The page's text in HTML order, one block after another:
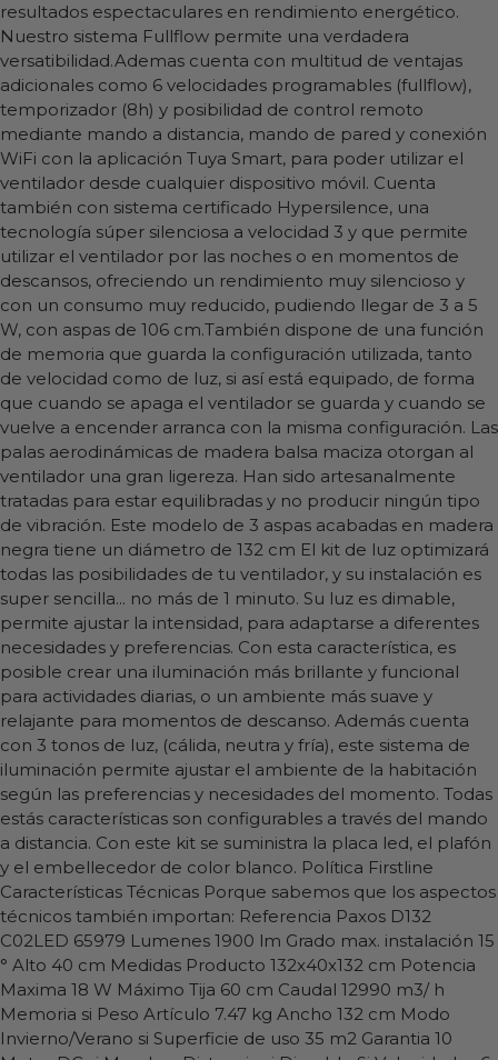
resultados espectaculares en rendimiento energético.
Nuestro sistema Fullflow permite una verdadera
versatibilidad.Ademas cuenta con multitud de ventajas
adicionales como 6 velocidades programables (fullflow),
temporizador (8h) y posibilidad de control remoto
mediante mando a distancia, mando de pared y conexión
WiFi con la aplicación Tuya Smart, para poder utilizar el
ventilador desde cualquier dispositivo móvil. Cuenta
también con sistema certificado Hypersilence, una
tecnología súper silenciosa a velocidad 3 y que permite
utilizar el ventilador por las noches o en momentos de
descansos, ofreciendo un rendimiento muy silencioso y
con un consumo muy reducido, pudiendo llegar de 3 a 5
W, con aspas de 106 cm.También dispone de una función
de memoria que guarda la configuración utilizada, tanto
de velocidad como de luz, si así está equipado, de forma
que cuando se apaga el ventilador se guarda y cuando se
vuelve a encender arranca con la misma configuración. Las
palas aerodinámicas de madera balsa maciza otorgan al
ventilador una gran ligereza. Han sido artesanalmente
tratadas para estar equilibradas y no producir ningún tipo
de vibración. Este modelo de 3 aspas acabadas en madera
negra tiene un diámetro de 132 cm El kit de luz optimizará
todas las posibilidades de tu ventilador, y su instalación es
super sencilla... no más de 1 minuto. Su luz es dimable,
permite ajustar la intensidad, para adaptarse a diferentes
necesidades y preferencias. Con esta característica, es
posible crear una iluminación más brillante y funcional
para actividades diarias, o un ambiente más suave y
relajante para momentos de descanso. Además cuenta
con 3 tonos de luz, (cálida, neutra y fría), este sistema de
iluminación permite ajustar el ambiente de la habitación
según las preferencias y necesidades del momento. Todas
estás características son configurables a través del mando
a distancia. Con este kit se suministra la placa led, el plafón
y el embellecedor de color blanco. Política Firstline
Características Técnicas Porque sabemos que los aspectos
técnicos también importan: Referencia Paxos D132
C02LED 65979 Lumenes 1900 lm Grado max. instalación 15
° Alto 40 cm Medidas Producto 132x40x132 cm Potencia
Maxima 18 W Máximo Tija 60 cm Caudal 12990 m3/ h
Memoria si Peso Artículo 7.47 kg Ancho 132 cm Modo
Invierno/Verano si Superficie de uso 35 m2 Garantia 10